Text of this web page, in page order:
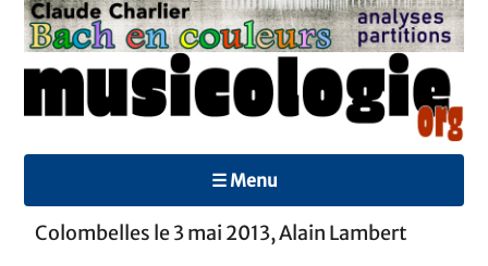
☰ Menu
Colombelles le 3 mai 2013, Alain Lambert